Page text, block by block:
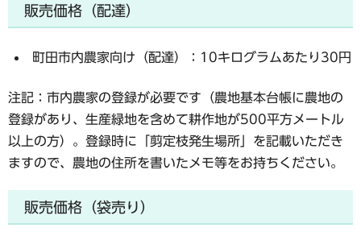
販売価格（配達）
町田市内農家向け（配達）：10キログラムあたり30円
注記：市内農家の登録が必要です（農地基本台帳に農地の
登録があり、生産緑地を含めて耕作地が500平方メートル
以上の方）。登録時に「剪定枝発生場所」を記載いただき
ますので、農地の住所を書いたメモ等をお持ちください。
販売価格（袋売り）